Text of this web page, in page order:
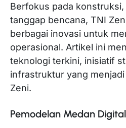
Berfokus pada
tanggap bencana, TNI
berbagai inovasi untuk
operasional. Artikel ini
teknologi terkini, inisiatif
infrastruktur yang
Zeni.
Pemodelan Medan Digital